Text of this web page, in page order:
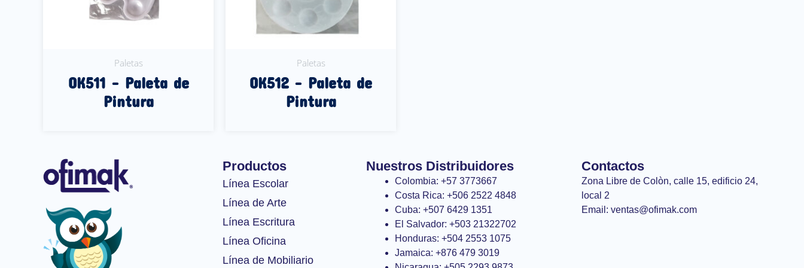
Paletas
OK511 – Paleta de
Pintura
Paletas
OK512 – Paleta de
Pintura
Productos
Línea Escolar
Línea de Arte
Línea Escritura
Línea Oficina
Línea de Mobiliario
Nuestros Distribuidores
Colombia: +57 3773667
Costa Rica: +506 2522 4848
Cuba: +507 6429 1351
El Salvador: +503 21322702
Honduras: +504 2553 1075
Jamaica: +876 479 3019
Contactos
Zona Libre de Colòn, calle 15, edificio 24,
local 2
Email: ventas@ofimak.com